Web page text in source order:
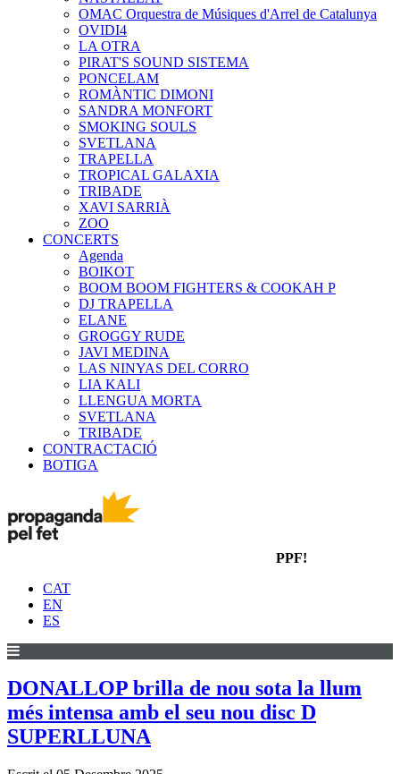
OMAC Orquestra de Músiques d'Arrel de Catalunya
OVIDI4
LA OTRA
PIRAT'S SOUND SISTEMA
PONCELAM
ROMÀNTIC DIMONI
SANDRA MONFORT
SMOKING SOULS
SVETLANA
TRAPELLA
TROPICAL GALAXIA
TRIBADE
XAVI SARRIÀ
ZOO
CONCERTS
Agenda
BOIKOT
BOOM BOOM FIGHTERS & COOKAH P
DJ TRAPELLA
ELANE
GROGGY RUDE
JAVI MEDINA
LAS NINYAS DEL CORRO
LIA KALI
LLENGUA MORTA
SVETLANA
TRIBADE
CONTRACTACIÓ
BOTIGA
PPF!
CAT
EN
ES
DONALLOP brilla de nou sota la llum
més intensa amb el seu nou disc D
SUPERLLUNA